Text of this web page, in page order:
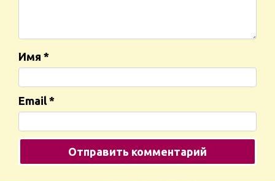
Имя *
Email *